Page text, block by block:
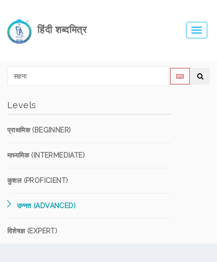
हिंदी शब्दमित्र
Levels
प्राथमिक (BEGINNER)
माध्यमिक (INTERMEDIATE)
कुशल (PROFICIENT)
उन्नत (ADVANCED)
विशेषज्ञ (EXPERT)